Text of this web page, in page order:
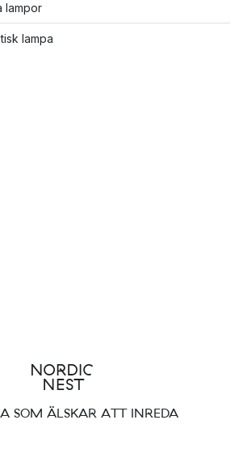
lampor
lampa
SOM ÄLSKAR ATT INREDA